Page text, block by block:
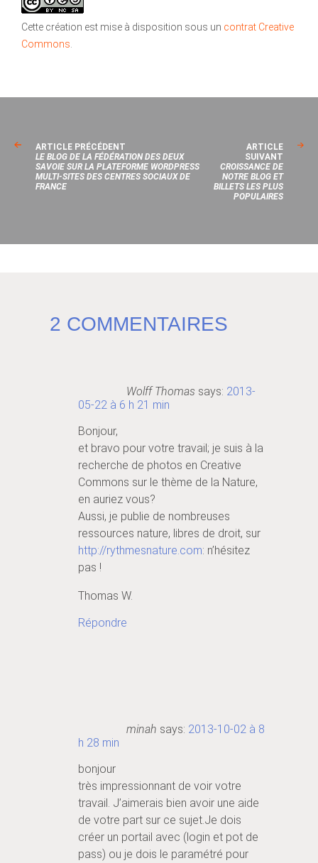
Cette création est mise à disposition sous un contrat Creative
Commons
ARTICLE PRÉCÉDENT
LE BLOG DE LA FÉDÉRATION DES DEUX
SAVOIE SUR LA PLATEFORME WORDPRESS
MULTI-SITES DES CENTRES SOCIAUX DE
FRANCE
ARTICLE
SUIVANT
CROISSANCE DE
NOTRE BLOG ET
BILLETS LES PLUS
POPULAIRES
2 COMMENTAIRES
Wolff Thomas says: 2013-
05-22 à 6 h 21 min
Bonjour,
et bravo pour votre travail; je suis à la
recherche de photos en Creative
Commons sur le thème de la Nature,
en auriez vous?
Aussi, je publie de nombreuses
ressources nature, libres de droit, sur
http://rythmesnature.com: n’hésitez
pas !
Thomas W.
Répondre
minah says: 2013-10-02 à 8
h 28 min
bonjour
très impressionnant de voir votre
travail. J’aimerais bien avoir une aide
de votre part sur ce sujet.Je dois
créer un portail avec (login et pot de
pass) ou je dois le paramétré pour